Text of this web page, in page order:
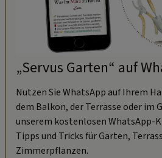
„Servus Garten“ auf
Nutzen Sie WhatsApp auf Ihrem
dem Balkon, der Terrasse oder im
unserem kostenlosen WhatsApp-
Tipps und Tricks für Garten,
Zimmerpflanzen.